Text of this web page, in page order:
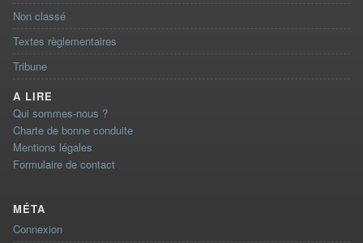
Non classé
Textes règlementaires
Tribune
A LIRE
Qui sommes-nous ?
Charte de bonne conduite
Mentions légales
Formulaire de contact
MÉTA
Connexion